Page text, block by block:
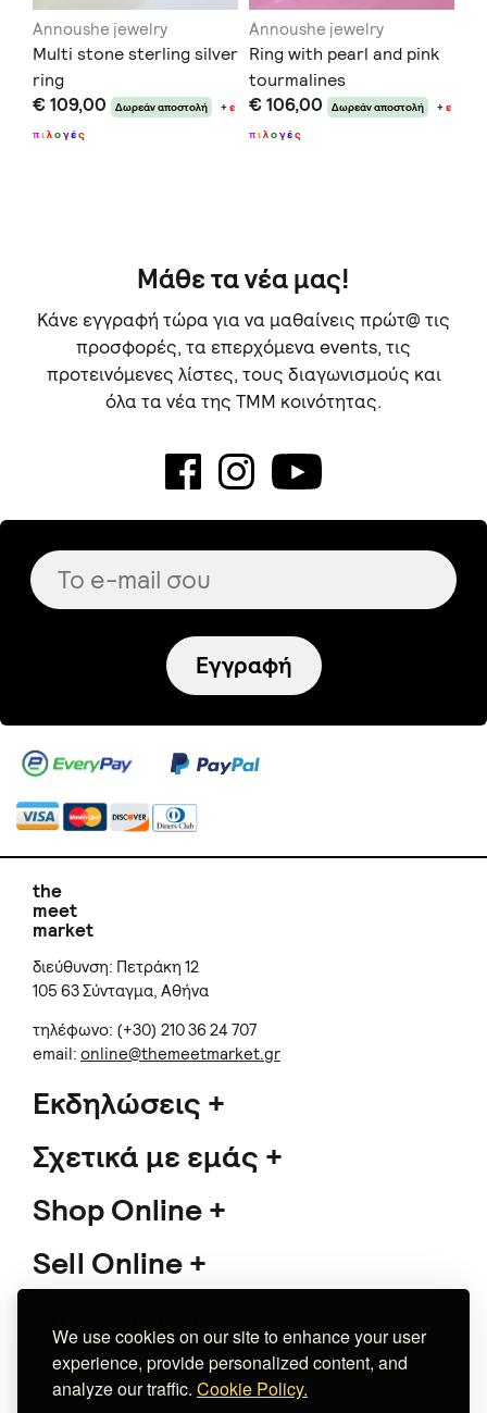
We use cookies on our site to enhance your user
experience, provide personalized content, and
analyze our traffic. Cookie Policy.
Annoushe jewelry
Multi stone sterling silver
ring
€ 109,00 Δωρεάν αποστολή +ε
πιλογές
Annoushe jewelry
Ring with pearl and pink
tourmalines
€ 106,00 Δωρεάν αποστολή +ε
πιλογές
Μάθε τα νέα μας!
Κάνε εγγραφή τώρα για να μαθαίνεις πρώτ@ τις
προσφορές, τα επερχόμενα events, τις
προτεινόμενες λίστες, τους διαγωνισμούς και
όλα τα νέα της TMM κοινότητας.
Εγγραφή
the
meet
market
διεύθυνση: Πετράκη 12
105 63 Σύνταγμα, Αθήνα
τηλέφωνο: (+30) 210 36 24 707
email: online@themeetmarket.gr
Εκδηλώσεις
Σχετικά με εμάς
Shop Online
Sell Online